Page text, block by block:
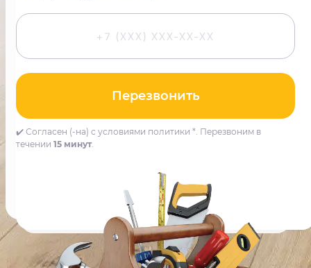
Перезвонить
✔️ Согласен (-на) с условиями политики *. Перезвоним в
течении 15 минут.